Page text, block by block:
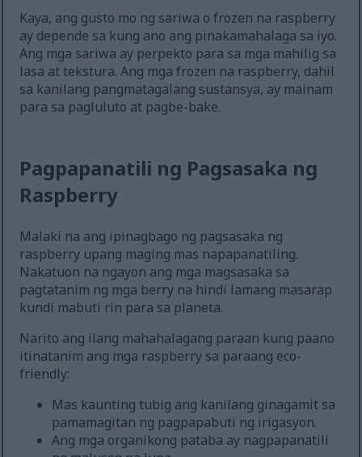
Kaya, ang gusto mo ng sariwa o frozen na raspberry
ay depende sa kung ano ang pinakamahalaga sa iyo.
Ang mga sariwa ay perpekto para sa mga mahilig sa
lasa at tekstura. Ang mga frozen na raspberry, dahil
sa kanilang pangmatagalang sustansya, ay mainam
para sa pagluluto at pagbe-bake.
Pagpapanatili ng Pagsasaka ng
Raspberry
Malaki na ang ipinagbago ng pagsasaka ng
raspberry upang maging mas napapanatiling.
Nakatuon na ngayon ang mga magsasaka sa
pagtatanim ng mga berry na hindi lamang masarap
kundi mabuti rin para sa planeta.
Narito ang ilang mahahalagang paraan kung paano
itinatanim ang mga raspberry sa paraang eco-
friendly:
Mas kaunting tubig ang kanilang ginagamit sa
pamamagitan ng pagpapabuti ng irigasyon.
Ang mga organikong pataba ay nagpapanatili